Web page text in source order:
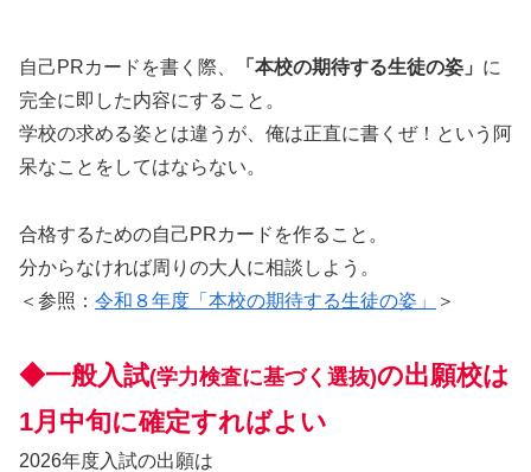
自己PRカードを書く際、 「本校の期待する生徒の姿」 に
完全に即した内容にすること。
学校の求める姿とは違うが、俺は正直に書くぜ！という阿
呆なことをしてはならない。
合格するための自己PRカードを作ること。
分からなければ周りの大人に相談しよう。
＜参照： 令和８年度「本校の期待する生徒の姿」 ＞
◆一般入試(学力検査に基づく選抜)の出願校は
1月中旬に確定すればよい
2026年度入試の出願は